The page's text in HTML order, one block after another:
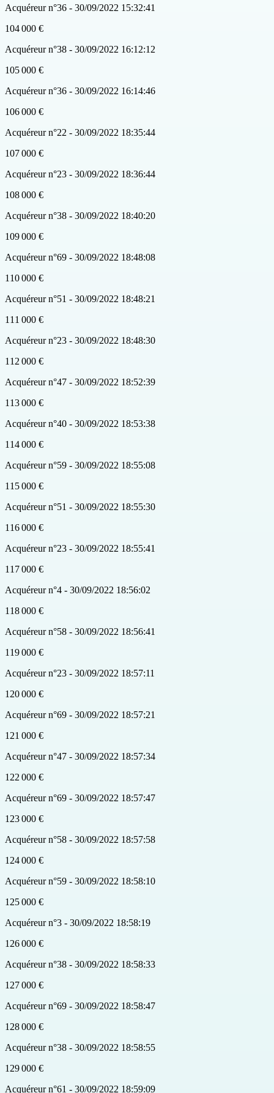
Acquéreur n°36 - 30/09/2022 15:32:41
104 000 €
Acquéreur n°38 - 30/09/2022 16:12:12
105 000 €
Acquéreur n°36 - 30/09/2022 16:14:46
106 000 €
Acquéreur n°22 - 30/09/2022 18:35:44
107 000 €
Acquéreur n°23 - 30/09/2022 18:36:44
108 000 €
Acquéreur n°38 - 30/09/2022 18:40:20
109 000 €
Acquéreur n°69 - 30/09/2022 18:48:08
110 000 €
Acquéreur n°51 - 30/09/2022 18:48:21
111 000 €
Acquéreur n°23 - 30/09/2022 18:48:30
112 000 €
Acquéreur n°47 - 30/09/2022 18:52:39
113 000 €
Acquéreur n°40 - 30/09/2022 18:53:38
114 000 €
Acquéreur n°59 - 30/09/2022 18:55:08
115 000 €
Acquéreur n°51 - 30/09/2022 18:55:30
116 000 €
Acquéreur n°23 - 30/09/2022 18:55:41
117 000 €
Acquéreur n°4 - 30/09/2022 18:56:02
118 000 €
Acquéreur n°58 - 30/09/2022 18:56:41
119 000 €
Acquéreur n°23 - 30/09/2022 18:57:11
120 000 €
Acquéreur n°69 - 30/09/2022 18:57:21
121 000 €
Acquéreur n°47 - 30/09/2022 18:57:34
122 000 €
Acquéreur n°69 - 30/09/2022 18:57:47
123 000 €
Acquéreur n°58 - 30/09/2022 18:57:58
124 000 €
Acquéreur n°59 - 30/09/2022 18:58:10
125 000 €
Acquéreur n°3 - 30/09/2022 18:58:19
126 000 €
Acquéreur n°38 - 30/09/2022 18:58:33
127 000 €
Acquéreur n°69 - 30/09/2022 18:58:47
128 000 €
Acquéreur n°38 - 30/09/2022 18:58:55
129 000 €
Acquéreur n°61 - 30/09/2022 18:59:09